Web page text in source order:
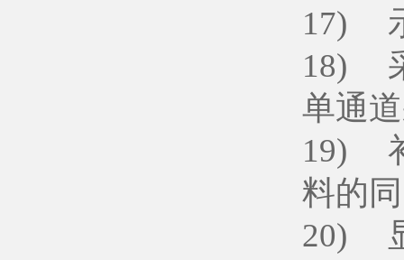
17)
18)
单通
19)
料的
20)